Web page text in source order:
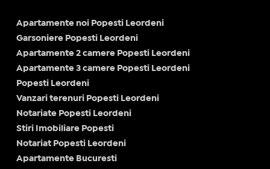
Apartamente noi Popesti Leordeni
Garsoniere Popesti Leordeni
Apartamente 2 camere Popesti Leordeni
Apartamente 3 camere Popesti Leordeni
Popesti Leordeni
Vanzari terenuri Popesti Leordeni
Notariate Popesti Leordeni
Stiri Imobiliare Popesti
Notariat Popesti Leordeni
Apartamente Bucuresti